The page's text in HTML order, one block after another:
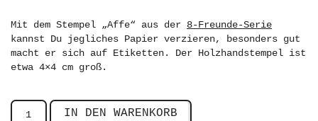
Mit dem Stempel „Affe“ aus der 8-Freunde-Serie
kannst Du jegliches Papier verzieren, besonders gut
macht er sich auf Etiketten. Der Holzhandstempel ist
etwa 4×4 cm groß.
IN DEN WARENKORB